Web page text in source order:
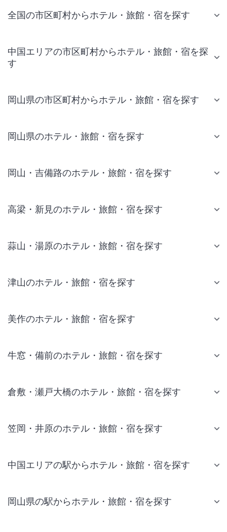
全国の市区町村からホテル・旅館・宿を探す
中国エリアの市区町村からホテル・旅館・宿を探
す
岡山県の市区町村からホテル・旅館・宿を探す
岡山県のホテル・旅館・宿を探す
岡山・吉備路のホテル・旅館・宿を探す
高梁・新見のホテル・旅館・宿を探す
蒜山・湯原のホテル・旅館・宿を探す
津山のホテル・旅館・宿を探す
美作のホテル・旅館・宿を探す
牛窓・備前のホテル・旅館・宿を探す
倉敷・瀬戸大橋のホテル・旅館・宿を探す
笠岡・井原のホテル・旅館・宿を探す
中国エリアの駅からホテル・旅館・宿を探す
岡山県の駅からホテル・旅館・宿を探す